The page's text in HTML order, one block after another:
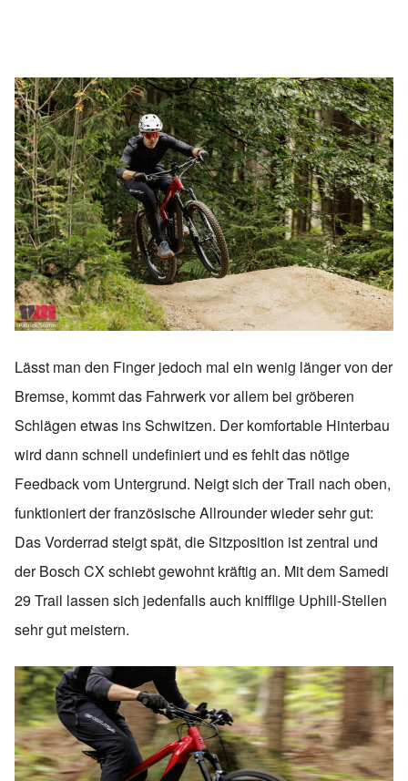
Lässt man den Finger jedoch mal ein wenig länger von der
Bremse, kommt das Fahrwerk vor allem bei gröberen
Schlägen etwas ins Schwitzen. Der komfortable Hinterbau
wird dann schnell undefiniert und es fehlt das nötige
Feedback vom Untergrund. Neigt sich der Trail nach oben,
funktioniert der französische Allrounder wieder sehr gut:
Das Vorderrad steigt spät, die Sitzposition ist zentral und
der Bosch CX schiebt gewohnt kräftig an. Mit dem Samedi
29 Trail lassen sich jedenfalls auch knifflige Uphill-Stellen
sehr gut meistern.